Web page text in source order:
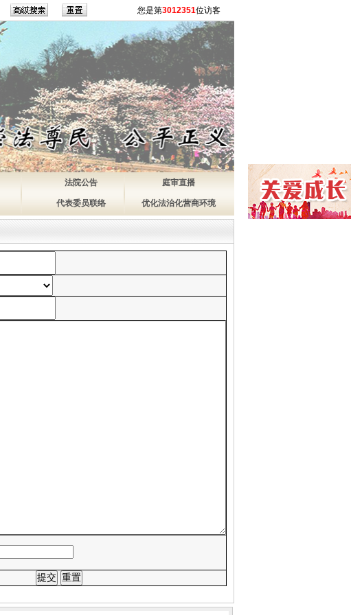
您是第3012351位访客
法院公告 庭审直播
代表委员联络 优化法治化营商环境